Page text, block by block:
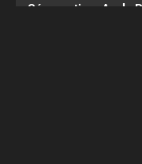
Cómo activar Apple